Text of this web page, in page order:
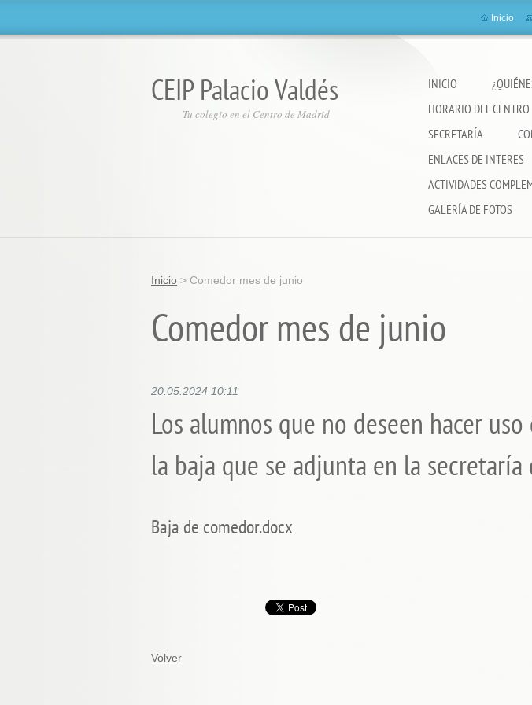
CEIP Palacio Valdés
Tu colegio en el Centro de Madrid
INICIO
HORARIO DEL CENTRO
SECRETARÍA
ENLACES DE INTERES
ACTIVIDADES
GALERÍA DE FOTOS
Inicio
Inicio > Comedor mes de junio
Comedor mes de junio
20.05.2024 10:11
Los alumnos que no deseen hacer
la baja que se adjunta en la
Baja de comedor.docx
Volver